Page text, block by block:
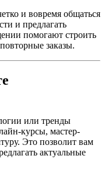
и вовремя общаться
и предлагать
помогают строить
заказы.
или тренды
курсы, мастер-
Это позволит вам
актуальные